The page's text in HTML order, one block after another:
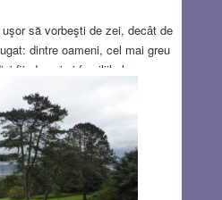
să vorbeşti de zei, decât de
dintre oameni, cel mai greu
fiindca ei şi familiile lor au
greu să le eviţi sau să le
voi vorbi, i-am admirat şi aş
medici evrei împreună cu
germani au facut din Clujul
deceniilor şi este şi